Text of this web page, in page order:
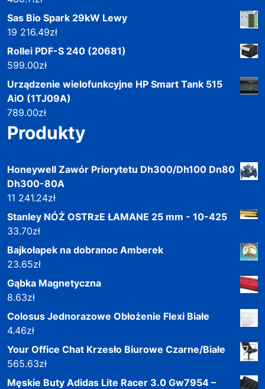
Sas Bio Spark 29kW Lewy
19 216.49zł
Rollei PDF-S 240 (20681)
599.00zł
Urządzenie wielofunkcyjne HP Smart Tank 515
AiO (1TJ09A)
789.00zł
Produkty
Honeywell Zawór Priorytetu Dh300/Dh100 Dn80
Dh300-80A
11 241.24zł
Stanley NÓŻ OSTRzE ŁAMANE 25 mm - 10-425
33.70zł
Bajkołapek na dobranoc Amberek
23.65zł
Gąbka Magnetyczna
8.63zł
Colosus Jednorazowe Obłożenie Flexi Białe
4.46zł
Your Office Chat Krzesło Biurowe Czarne/Białe
565.63zł
Męskie Buty Adidas Lite Racer 3.0 Gw7954 –